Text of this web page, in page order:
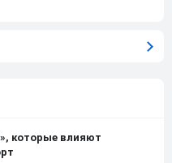
которые влияют